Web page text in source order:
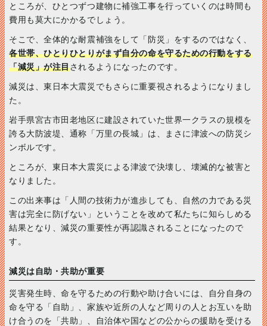
ところが、ひとつずつ建物に補強工事を行っていくのは時間も
費用も莫大にかかるでしょう。
そこで、全体的な耐震補強をして「防災」をするのではなく、
各世帯、ひとりひとりがまず自分の命を守るための行動をする
「減災」が注目されるようになったのです。
減災は、東日本大震災でもさらに重要視されるようになりまし
た。
岩手県宮古市田老地区に建設されていた世界一クラスの規模を
誇る大防波堤、通称「万里の長城」は、まさに津波への防災シ
ンボルです。
ところが、東日本大震災による津波で決壊し、壊滅的な被害と
なりました。
この出来事は「人間の技術力が進歩しても、自然の力である災
害は完全に防げない」ということを改めて私たちに知らしめる
結果となり、減災の重要性が再認識されることになったので
す。
減災は自助・共助が重要
災害発生時、命を守るための行動や助け合いには、自分自身の
命を守る「自助」、家族や近所の人など周りの人とお互いを助
け合うのを「共助」、自治体や国などの公からの援助を受ける